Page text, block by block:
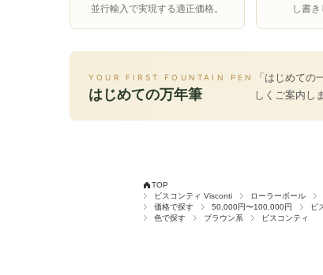
並行輸入で実現する適正価格。
し書き
YOUR FIRST FOUNTAIN PEN
はじめての万年筆
「はじめて
しくご案内し
TOP
ビスコンティ Visconti
ローラーボール
価格で探す
50,000円〜100,000円
ビ
色で探す
ブラウン系 ビスコンティ